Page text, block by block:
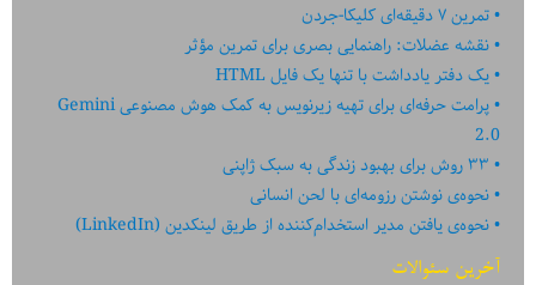
تمرین ۷ دقیقه‌ای کلیکا-جردن
نقشه عضلات: راهنمایی بصری برای تمرین مؤثر
یک دفتر یادداشت با تنها یک فایل HTML
پرامت حرفه‌ای برای تهیه زیرنویس به کمک هوش مصنوعی Gemini
2.0
۳۳ روش برای بهبود زندگی به سبک ژاپنی
نحوه‌ی نوشتن رزومه‌ای با لحن انسانی
نحوه‌ی یافتن مدیر استخدام‌کننده از طریق لینکدین (LinkedIn)
آخرین سئوالات